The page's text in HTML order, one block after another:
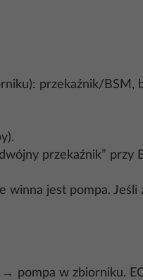
przekaźnik/BSM,
przekaźnik” przy
jest pompa. Jeśli
pompa w zbiorniku.